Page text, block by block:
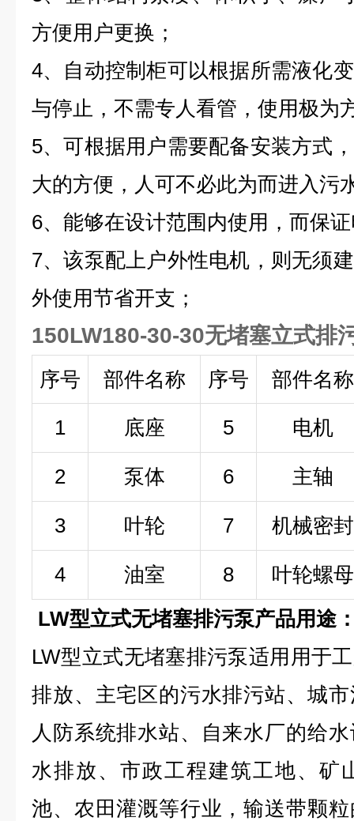
方便用户更换；
4、自动控制柜可以根据所需液化
与停止，不需专人看管，使用极为
5、可根据用户需要配备安装方式
大的方便，人可不必此为而进入污
6、能够在设计范围内使用，而保
7、该泵配上户外性电机，则无须
外使用节省开支；
150LW180-30-30无堵塞立式排
序号 部件名称 序号 部件名称
1 底座 5 电机
2 泵体 6 主轴
3 叶轮 7 机械密封
4 油室 8
叶轮螺母
LW型立式无堵塞排污泵产品用途
LW型立式无堵塞排污泵适用用于
排放、主宅区的污水排污站、城
人防系统排水站、自来水厂的给
水排放、市政工程建筑工地、矿
池、农田灌溉等行业，输送带颗